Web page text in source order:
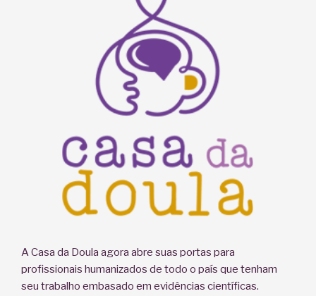
A Casa da Doula agora abre suas portas para
profissionais humanizados de todo o país que tenham
seu trabalho embasado em evidências científicas.